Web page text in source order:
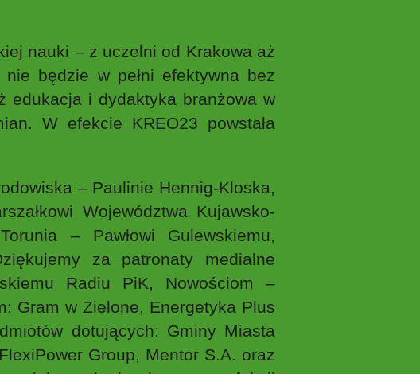
nauki – z uczelni od Krakowa aż
będzie w pełni efektywna bez
edukacja i dydaktyka branżowa w
W efekcie KREO23 powstała
– Paulinie Hennig-Kloska,
Województwa Kujawsko-
– Pawłowi Gulewskiemu,
za patronaty medialne
Radiu PiK, Nowościom –
Gram w Zielone, Energetyka Plus
dotujących: Gminy Miasta
Group, Mentor S.A. oraz